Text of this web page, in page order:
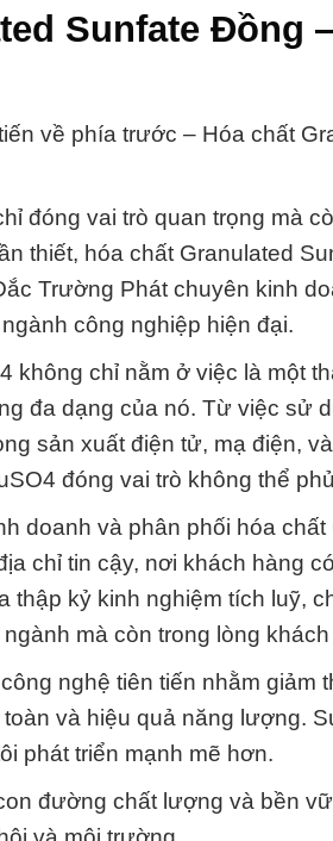
Sunfate Đồng
về phía trước – Hóa chất
đóng vai trò quan trọng mà
thiết, hóa chất Granulated
Trường Phát chuyên kinh
công nghiệp hiện đại.
chỉ nằm ở việc là một
đa dạng của nó. Từ việc sử
sản xuất điện tử, mạ điện,
đóng vai trò không thể
doanh và phân phối hóa chất
chỉ tin cậy, nơi khách hàng
thập kỷ kinh nghiệm tích luỹ,
mà còn trong lòng
nghệ tiên tiến nhằm giảm
và hiệu quả năng lượng.
phát triển mạnh mẽ hơn.
đường chất lượng và bền